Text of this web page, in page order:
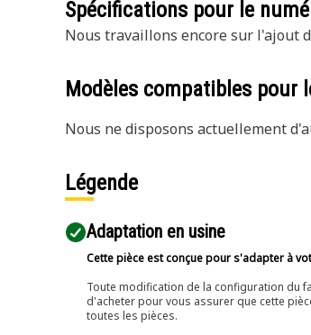
Spécifications pour le
Nous travaillons encore sur l'ajout
Modèles compatibles pour
Nous ne disposons actuellement
Légende
Adaptation en usine
Cette pièce est conçue pour s'adapter à
Toute modification de la configuration du
d'acheter pour vous assurer que cette
toutes les pièces.